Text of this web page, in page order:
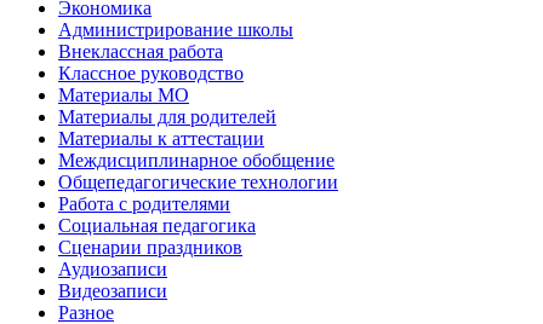
Экономика
Администрирование школы
Внеклассная работа
Классное руководство
Материалы МО
Материалы для родителей
Материалы к аттестации
Междисциплинарное обобщение
Общепедагогические технологии
Работа с родителями
Социальная педагогика
Сценарии праздников
Аудиозаписи
Видеозаписи
Разное